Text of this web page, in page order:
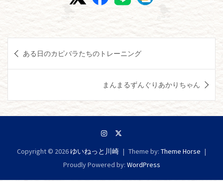
投
稿
ゲ
ョ
ある日のカピバラたちのトレーニング
まんまるずんぐりあかりちゃん
Copyright © 2026 ゆいねっと川崎 Theme by: Theme Horse
Proudly Powered by: WordPress